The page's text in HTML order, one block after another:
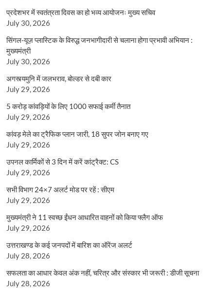
प्रदेशभर में स्वतंत्रता दिवस का हो भव्य आयोजनः मुख्य सचिव
July 30, 2026
सिंगल-यूज़ प्लास्टिक के विरुद्ध जनभागीदारी से चलाना होगा प्रभावी अभियान :
मुख्यमंत्री
July 30, 2026
अगस्त्यमुनि में जलभराव, बोल्डर से दबी कार
July 29, 2026
5 करोड़ कांवड़ियों के लिए 1000 सफाई कर्मी तैनात
July 29, 2026
कांवड़ मेले का ट्रैफिक प्लान जारी, 18 सुपर जोन बनाए गए
July 29, 2026
उपनल कार्मिकों से 3 दिन में करें कांट्रैक्ट: CS
July 29, 2026
सभी विभाग 24×7 अलर्ट मोड पर रहें : सीएम
July 29, 2026
मुख्यमंत्री ने 11 स्वच्छ ईंधन आधारित वाहनों को किया फ्लैग ऑफ
July 29, 2026
उत्तराखण्ड के कई जनपदों में बारिश का ऑरेंज अलर्ट
July 28, 2026
सफलता का आधार केवल अंक नहीं, चरित्र और संस्कार भी जरूरी : डीजी सूचना
July 28, 2026